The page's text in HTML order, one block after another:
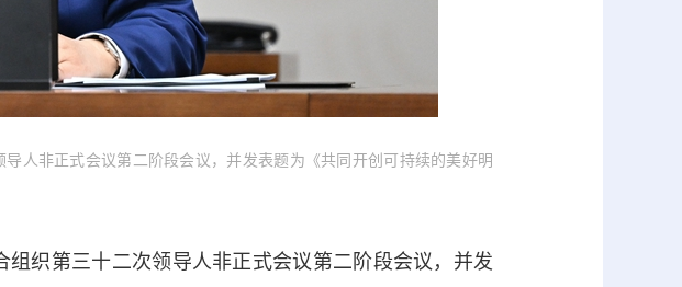
人非正式会议第二阶段会议，并发表题为《共同开创可持续的美好明
织第三十二次领导人非正式会议第二阶段会议，并发